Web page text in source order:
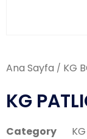
Ana Sayfa / KG
KG
Category